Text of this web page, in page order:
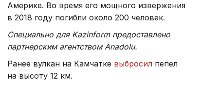
Америке. Во время его мощного извержения
в 2018 году погибли около 200 человек.
Специально для Kazinform предоставлено
партнерским агентством Anadolu.
Ранее вулкан на Камчатке выбросил пепел
на высоту 12 км.